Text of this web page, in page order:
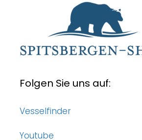
Folgen Sie uns auf:
Vesselfinder
Youtube